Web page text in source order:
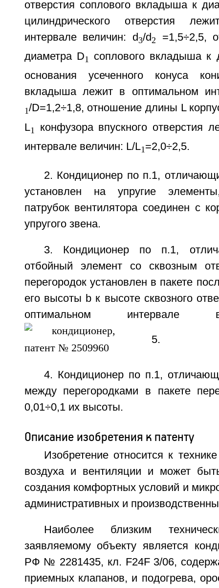
отверстия соплового вкладыша к
цилиндрического отверстия
интервале величин: d3/d2
=1,5÷2,5,
диаметра D1 соплового вкладыша к
основания усеченного конуса
вкладыша лежит в оптимальном
1/D=1,2÷1,8, отношение длины L
L1
конфузора впускного отверстия
интервале величин: L/L1=2,0÷2,5.
2. Кондиционер по п.1,
установлен на упругие
патрубок вентилятора соединен с
упругого звена.
3. Кондиционер по п.1,
отбойный элемент со сквозным
перегородок установлен в пакете
его высоты b к высоте сквозного
оптимальном интервале
5.
4. Кондиционер по п.1,
между перегородками в пакете
0,01÷0,1 их высоты.
Описание изобретения к патенту
Изобретение относится к
воздуха и вентиляции и может
создания комфортных условий и
административных и
Наиболее близким
заявляемому объекту является
РФ № 2281435, кл. F24F 3/06,
приемных клапанов, и подогрева,